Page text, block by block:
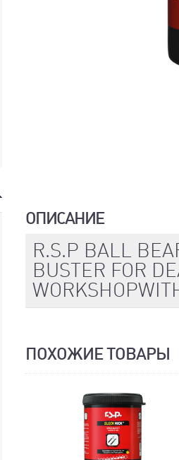
ОПИСАНИЕ
R.S.P BALL
BUSTER FOR
ПОХОЖИЕ ТОВАРЫ